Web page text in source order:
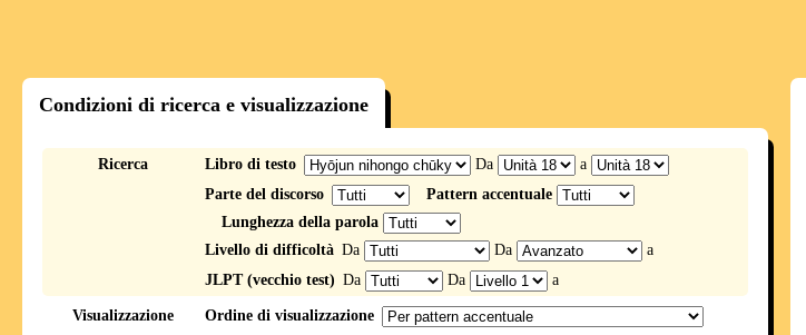
Condizioni di ricerca e visualizzazione
Ricerca Libro di testo Da
a
Parte del discorso
Pattern accentuale
Lunghezza della parola
Livello di difficoltà Da Da
a
JLPT (vecchio test) Da Da a
Visualizzazione
Ordine di visualizzazione